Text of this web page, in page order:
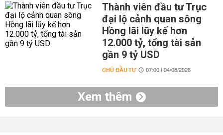
Thành viên đầu tư Trục
đại lộ cảnh quan sông
Hồng lãi lũy kế hơn
12.000 tỷ, tổng tài sản
gần 9 tỷ USD
CHỦ ĐẦU TƯ 07:00 | 04/08/2026
Xem thêm